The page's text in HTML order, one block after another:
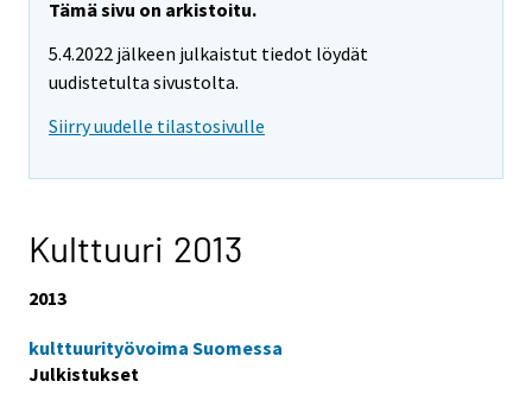
Tämä sivu on arkistoitu.
5.4.2022 jälkeen julkaistut tiedot löydät
uudistetulta sivustolta.
Siirry uudelle tilastosivulle
Kulttuuri 2013
2013
kulttuurityövoima Suomessa
Julkistukset